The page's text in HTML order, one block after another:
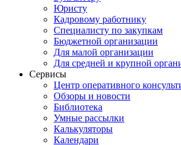
Юристу
Кадровому работнику
Специалисту по закупкам
Бюджетной организации
Для малой организации
Для средней и крупной
Сервисы
Центр оперативного
Обзоры и новости
Библиотека
Умные рассылки
Калькуляторы
Календари